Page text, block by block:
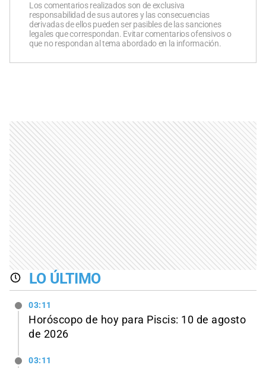
Los comentarios realizados son de exclusiva
responsabilidad de sus autores y las consecuencias
derivadas de ellos pueden ser pasibles de las sanciones
legales que correspondan. Evitar comentarios ofensivos o
que no respondan al tema abordado en la información.
LO ÚLTIMO
03:11
Horóscopo de hoy para Piscis: 10 de agosto
de 2026
03:11